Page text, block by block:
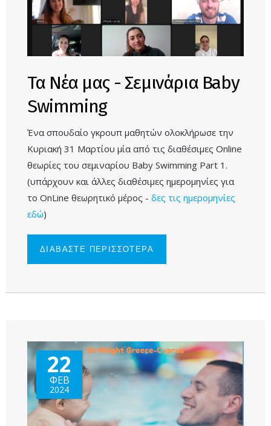
Τα Νέα μας - Σεμινάρια Baby
Swimming
Ένα σπουδαίο γκρουπ μαθητών ολοκλήρωσε την
Κυριακή 31 Μαρτίου μία από τις διαθέσιμες Online
θεωρίες του σεμιναρίου Baby Swimming Part 1.
(υπάρχουν και άλλες διαθέσιμες ημερομηνίες για
το OnLine θεωρητικό μέρος - δες τις ημερομηνίες
εδώ)
ΔΙΑΒΑΣΤΕ ΠΕΡΙΣΣΟΤΕΡΑ
22
ΦΕΒ
2024